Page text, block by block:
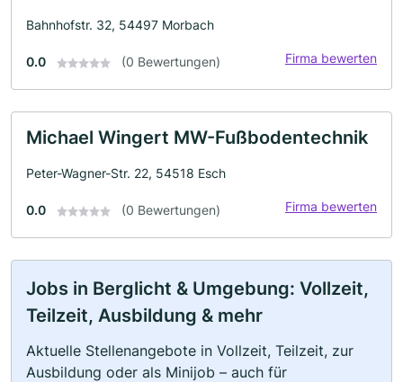
Bahnhofstr. 32, 54497 Morbach
0.0 (0 Bewertungen) Firma bewerten
Michael Wingert MW-Fußbodentechnik
Peter-Wagner-Str. 22, 54518 Esch
0.0 (0 Bewertungen) Firma bewerten
Jobs in Berglicht & Umgebung: Vollzeit,
Teilzeit, Ausbildung & mehr
Aktuelle Stellenangebote in Vollzeit, Teilzeit, zur
Ausbildung oder als Minijob – auch für